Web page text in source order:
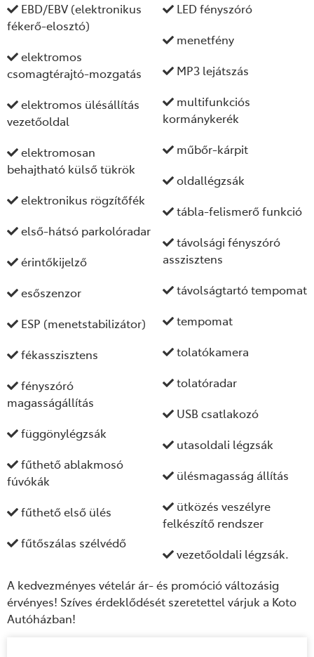
EBD/EBV (elektronikus
fékerő-elosztó)
elektromos
csomagtérajtó-mozgatás
elektromos ülésállítás
vezetőoldal
elektromosan
behajtható külső tükrök
elektronikus rögzítőfék
első-hátsó parkolóradar
érintőkijelző
esőszenzor
ESP (menetstabilizátor)
fékasszisztens
fényszóró
magasságállítás
függönylégzsák
fűthető ablakmosó
fúvókák
fűthető első ülés
fűtőszálas szélvédő
LED fényszóró
menetfény
MP3 lejátszás
multifunkciós
kormánykerék
műbőr-kárpit
oldallégzsák
tábla-felismerő funkció
távolsági fényszóró
asszisztens
távolságtartó tempomat
tempomat
tolatókamera
tolatóradar
USB csatlakozó
utasoldali légzsák
ülésmagasság állítás
ütközés veszélyre
felkészítő rendszer
vezetőoldali légzsák.
A kedvezményes vételár ár- és promóció változásig
érvényes! Szíves érdeklődését szeretettel várjuk a Koto
Autóházban!